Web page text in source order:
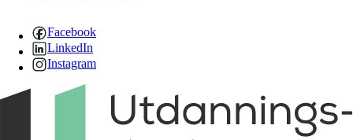
Facebook
LinkedIn
Instagram